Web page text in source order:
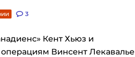
3
Кент Хьюз и
Винсент Лекавалье